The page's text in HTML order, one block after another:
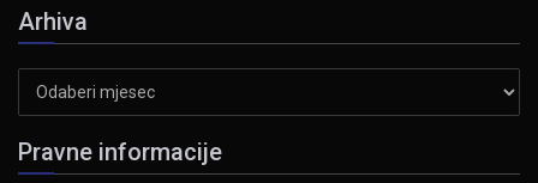
Arhiva
Pravne informacije